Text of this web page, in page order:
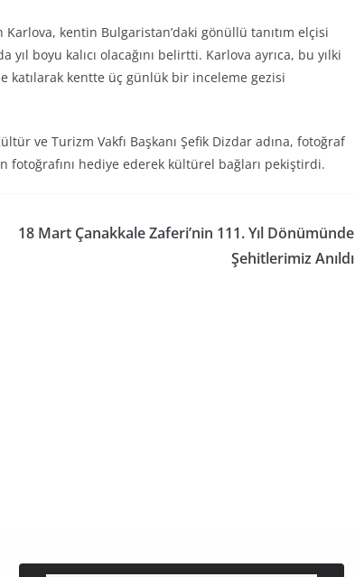
kentin Bulgaristan’daki gönüllü tanıtım elçisi
boyu kalıcı olacağını belirtti. Karlova ayrıca, bu yılki
katılarak kentte üç günlük bir inceleme gezisi
ve Turizm Vakfı Başkanı Şefik Dizdar adına, fotoğraf
fotoğrafını hediye ederek kültürel bağları pekiştirdi.
18 Mart Çanakkale Zaferi’nin 111. Yıl Dönümünde
Şehitlerimiz Anıldı